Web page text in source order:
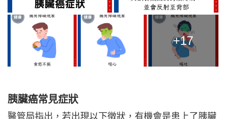
+17
胰臟癌常見症狀
醫管局指出，若出現以下徵狀，有機會是患上了胰臟